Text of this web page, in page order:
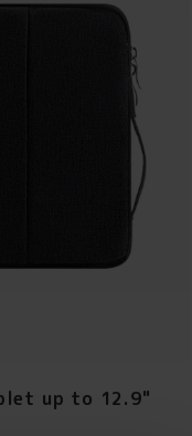
up to 12.9"